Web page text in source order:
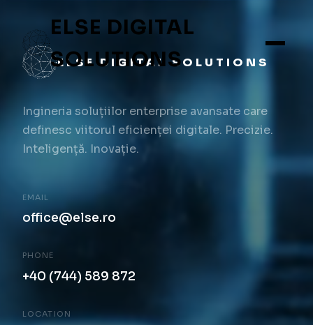
ELSE DIGITAL
SOLUTIONS
ELSE DIGITAL SOLUTIONS
Ingineria soluțiilor enterprise avansate care
definesc viitorul eficienței digitale. Precizie.
Inteligență. Inovație.
EMAIL
office@else.ro
PHONE
+40 (744) 589 872
LOCATION